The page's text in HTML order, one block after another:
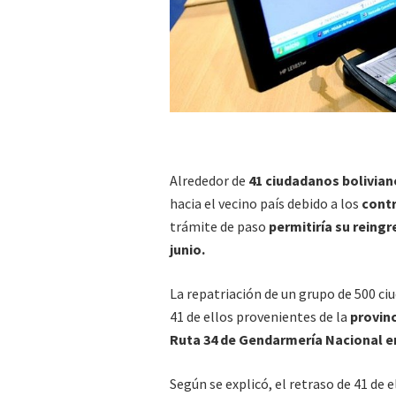
Alrededor de 41 ciudadanos
hacia el vecino país debido a los
trámite de paso permitiría su
junio.
La repatriación de un grupo de 500
41 de ellos provenientes de la
Ruta 34 de Gendarmería Nacional
Según se explicó, el retraso de 41 de